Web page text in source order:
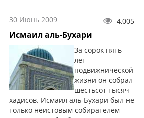
30 Июнь 2009 4,005
Исмаил аль-Бухари
За сорок пять
лет
подвижнической
жизни он собрал
шестьсот тысяч
хадисов. Исмаил аль-Бухари был не
только неистовым собирателем